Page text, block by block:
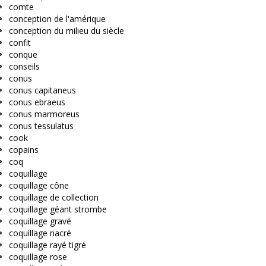
comte
conception de l'amérique
conception du milieu du siècle
confit
conque
conseils
conus
conus capitaneus
conus ebraeus
conus marmoreus
conus tessulatus
cook
copains
coq
coquillage
coquillage cône
coquillage de collection
coquillage géant strombe
coquillage gravé
coquillage nacré
coquillage rayé tigré
coquillage rose